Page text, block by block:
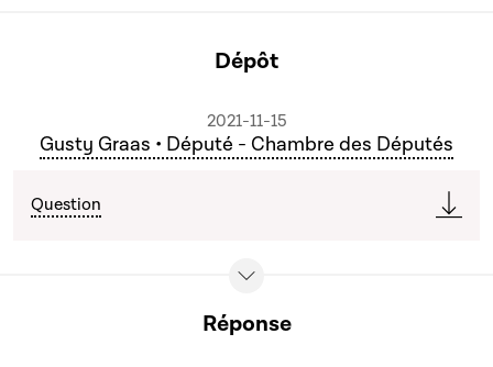
Dépôt
2021-11-15
Gusty Graas • Député - Chambre des Députés
Question
Réponse